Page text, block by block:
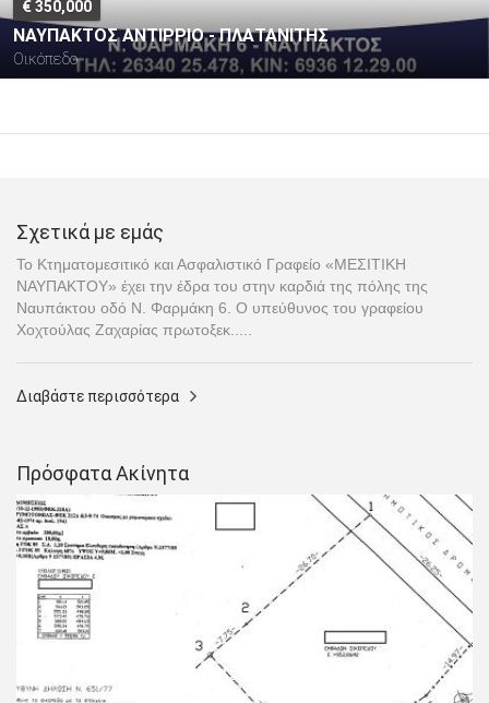
€ 350,000
ΝΑΥΠΑΚΤΟΣ ΑΝΤΙΡΡΙΟ - ΠΛΑΤΑΝΙΤΗΣ
Οικόπεδο
Σχετικά με εμάς
Το Κτηματομεσιτικό και Ασφαλιστικό Γραφείο «ΜΕΣΙΤΙΚΗ
ΝΑΥΠΑΚΤΟΥ» έχει την έδρα του στην καρδιά της πόλης της
Ναυπάκτου οδό Ν. Φαρμάκη 6. Ο υπεύθυνος του γραφείου
Χοχτούλας Ζαχαρίας πρωτοξεκ.....
Διαβάστε περισσότερα
Πρόσφατα Ακίνητα